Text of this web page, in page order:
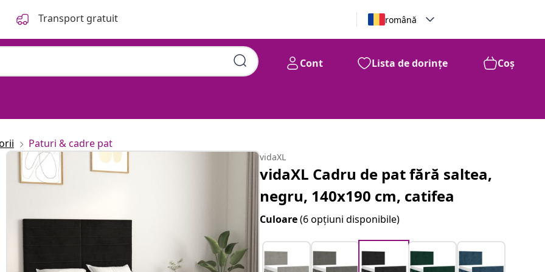
Transport gratuit română
Cont Lista de dorințe Coș
Paturi & cadre pat
vidaXL
vidaXL Cadru de pat fără saltea,
negru, 140x190 cm, catifea
Culoare(6 opțiuni disponibile)